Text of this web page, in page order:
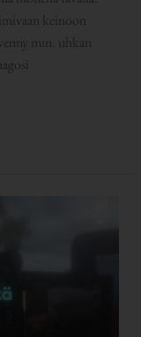
keinoon
mm. uhkan